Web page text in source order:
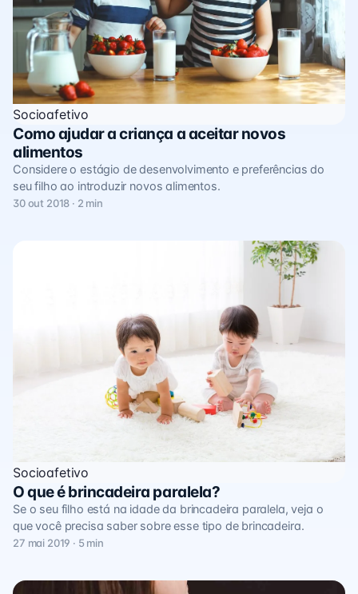
Socioafetivo
Como ajudar a criança a aceitar novos
alimentos
Considere o estágio de desenvolvimento e preferências do
seu filho ao introduzir novos alimentos.
30 out 2018 · 2 min
Socioafetivo
O que é brincadeira paralela?
Se o seu filho está na idade da brincadeira paralela, veja o
que você precisa saber sobre esse tipo de brincadeira.
27 mai 2019 · 5 min